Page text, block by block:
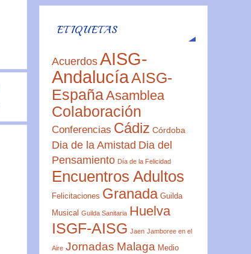
ETIQUETAS
Acuerdos AISG-
AndalucíaAISG-
EspañaAsamblea
Colaboración
Conferencias Cádiz Córdoba
Dia de la Amistad Dia del
Pensamiento Día de la Felicidad
Encuentros Adultos
Felicitaciones Granada Guilda
Musical Guilda Sanitaria Huelva
ISGF-AISG Jaen Jamboree en el
Aire Jornadas Malaga Medio